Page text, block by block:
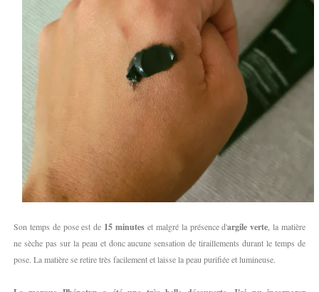
Son temps de pose est de 15 minutes et malgré la présence d'argile verte , la matière
ne sèche pas sur la peau et donc aucune sensation de tiraillements durant le temps de
pose. La matière se retire très facilement et laisse la peau purifiée et lumineuse.